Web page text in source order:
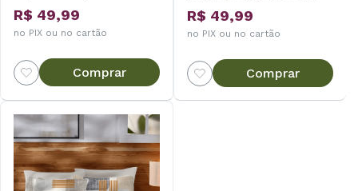
R$ 49,99
no PIX ou no cartão
Comprar
R$ 49,99
no PIX ou no cartão
Comprar